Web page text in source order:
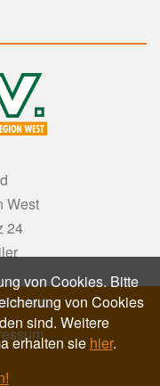
West
24
von Cookies. Bitte
von Cookies
sind. Weitere
erhalten sie hier.